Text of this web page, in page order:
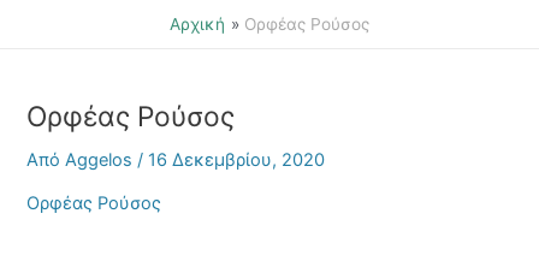
Αρχική Ορφέας Ρούσος
Ορφέας Ρούσος
ΑπόAggelos/16 Δεκεμβρίου, 2020
Ορφέας Ρούσος